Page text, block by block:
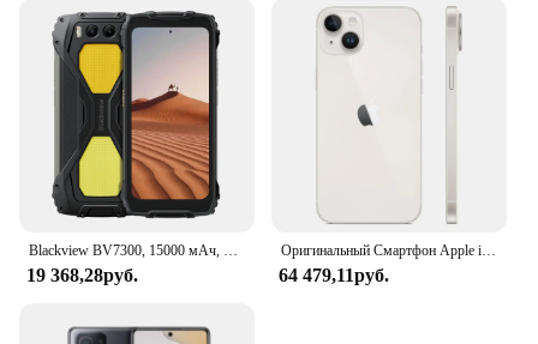
19 368,28руб.
Оригинальный Смартфон Apple iPhone 14 Plus, телефон с идентификацией по лицу, экран 6,7 дюйма, 6 ГБ ОЗУ 128/256/512 Гб ПЗУ, двойная камера 12 МП, A15, IOS, шестиядерный процессор
64 479,11руб.